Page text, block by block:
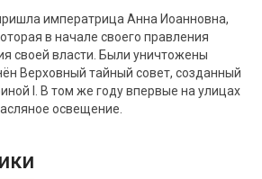
императрица Анна Иоанновна,
в начале своего правления
своей власти. Были уничтожены
Верховный тайный совет, созданный
I. В том же году впервые на улицах
освещение.